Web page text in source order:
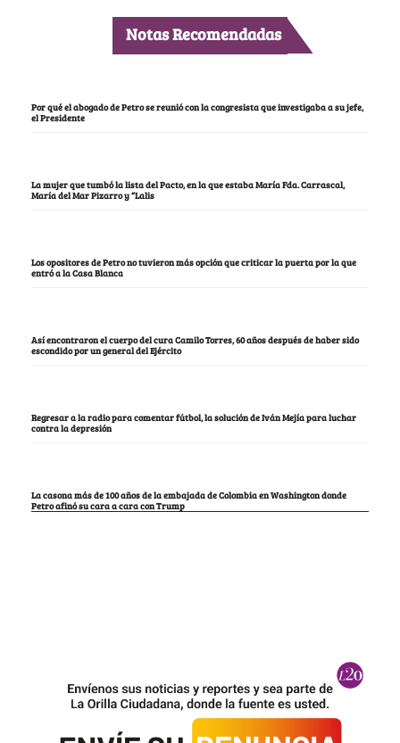
Notas Recomendadas
Por qué el abogado de Petro se reunió con la congresista que investigaba a su jefe,
el Presidente
La mujer que tumbó la lista del Pacto, en la que estaba María Fda. Carrascal,
María del Mar Pizarro y “Lalis
Los opositores de Petro no tuvieron más opción que criticar la puerta por la que
entró a la Casa Blanca
Así encontraron el cuerpo del cura Camilo Torres, 60 años después de haber sido
escondido por un general del Ejército
Regresar a la radio para comentar fútbol, la solución de Iván Mejía para luchar
contra la depresión
La casona más de 100 años de la embajada de Colombia en Washington donde
Petro afinó su cara a cara con Trump